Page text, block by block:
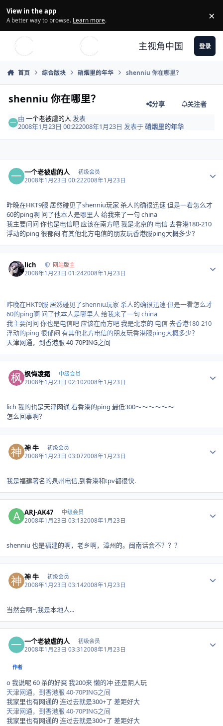
View in the app
A better way to browse. Learn more. ×
主视角中国 登录
首页 综合版块 硝烟里的年华 shenniu 你在哪里？
shenniu 你在哪里？ 分享
关注者
由一个老被虐的人 发表
2008年1月23日 00:222008年1月23日 发表于硝烟里的年华
一个老被虐的人 初级会员
2008年1月23日 00:222008年1月23日
昨晚在HKT9服 居然碰见了shenniu玩家 杀人的确很迅速 但是一看怎么才
60的ping啊 问了他本人是哪里人 给我来了一句 china
我主要问问 你也是电信吧 应该在南方吧 我是北京的 电信 去香港180-210
浮动的ping 很郁闷 有其他北方电信的朋友玩香港服ping大概多少？
lich 网站版主
2008年1月23日 01:242008年1月23日
昨晚在HKT9服 居然碰见了shenniu玩家 杀人的确很迅速 但是一看怎么才
60的ping啊 问了他本人是哪里人 给我来了一句 china
我主要问问 你也是电信吧 应该在南方吧 我是北京的 电信 去香港180-210
浮动的ping 很郁闷 有其他北方电信的朋友玩香港服ping大概多少？
天津网通，到香港服 40-70PING之间
枫悔凌霜 中级会员
2008年1月23日 02:102008年1月23日
lich 我的也是天津网通 看香港的ping 最低300～～～～～～
怎么回事啊？
神 牛 初级会员
2008年1月23日 03:072008年1月23日
我是福建著名的泉州电信,到香港和tpv都很快.
ARJ-AK47 中级会员
2008年1月23日 03:132008年1月23日
shenniu 也是福建的啊，老乡啊，漳州的。闽南话会不？？？
神 牛 初级会员
2008年1月23日 03:142008年1月23日
当然会啊~,我是本地人...
一个老被虐的人 初级会员
2008年1月23日 03:312008年1月23日
作者
o 我说呢 60 杀的好爽 我200来 懒的冲 还是阴人玩
天津网通，到香港服 40-70PING之间
我家里也有网通的 连过去就是300+了 差距好大
天津网通，到香港服 40-70PING之间
我家里也有网通的 连过去就是300+了 差距好大